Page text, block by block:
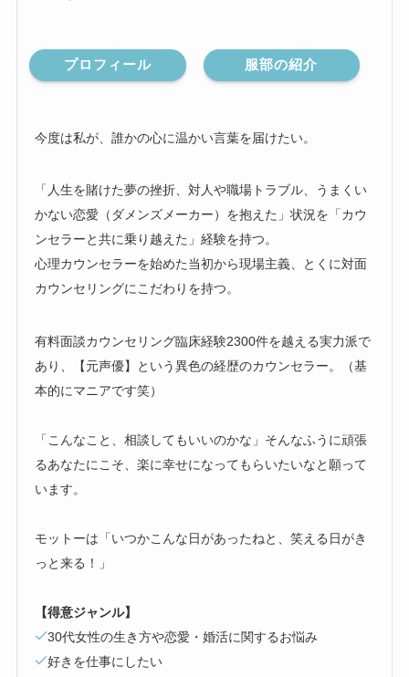
プロフィール 服部の紹介
今度は私が、誰かの心に温かい言葉を届けたい。
「人生を賭けた夢の挫折、対人や職場トラブル、うまくい
かない恋愛（ダメンズメーカー）を抱えた」状況を「カウ
ンセラーと共に乗り越えた」経験を持つ。
心理カウンセラーを始めた当初から現場主義、とくに対面
カウンセリングにこだわりを持つ。
有料面談カウンセリング臨床経験2300件を越える実力派で
あり、【元声優】という異色の経歴のカウンセラー。（基
本的にマニアです笑）
「こんなこと、相談してもいいのかな」そんなふうに頑張
るあなたにこそ、楽に幸せになってもらいたいなと願って
います。
モットーは「いつかこんな日があったねと、笑える日がき
っと来る！」
【得意ジャンル】
30代女性の生き方や恋愛・婚活に関するお悩み
好きを仕事にしたい